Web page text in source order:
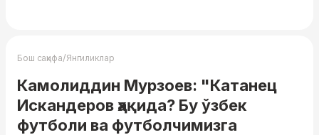
Бош саҳифа/Янгиликлар
Камолиддин Мурзоев: "Катанец
Искандеров ҳақида? Бу ўзбек
футболи ва футболчимизга